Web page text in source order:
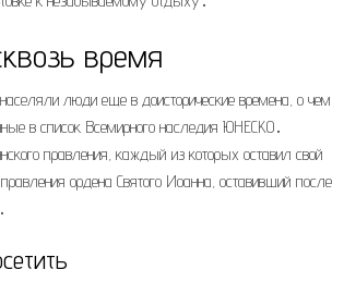
время
люди еще в доисторические времена, о чем
в список Всемирного наследия ЮНЕСКО․
правления, каждый из которых оставил свой
ордена Святого Иоанна, оставивший после